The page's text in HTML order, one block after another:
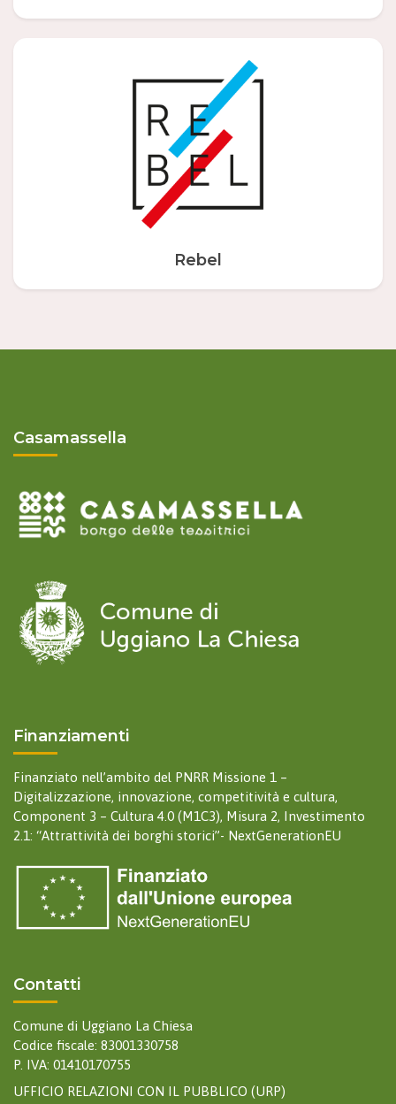
Rebel
Casamassella
Finanziamenti
Finanziato nell’ambito del PNRR Missione 1 –
Digitalizzazione, innovazione, competitività e cultura,
Component 3 – Cultura 4.0 (M1C3), Misura 2, Investimento
2.1: “Attrattività dei borghi storici”- NextGenerationEU
Contatti
Comune di Uggiano La Chiesa
Codice fiscale: 83001330758
P. IVA: 01410170755
UFFICIO RELAZIONI CON IL PUBBLICO (URP)